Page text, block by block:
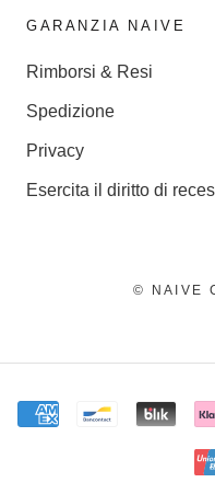
GARANZIA NAIVE
Rimborsi & Resi
Spedizione
Privacy
Esercita il diritto di
© NAIVE